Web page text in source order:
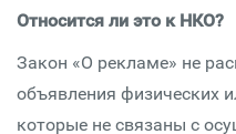
Относится ли это к НКО?
Закон «О рекламе» не
объявления физических
которые не связаны с